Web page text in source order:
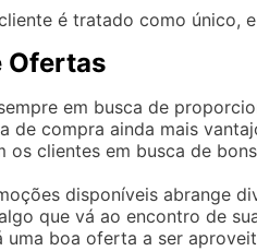
é tratado como único,
Ofertas
em busca de
de compra ainda mais
os clientes em busca de
disponíveis abrange
que vá ao encontro de
uma boa oferta a ser